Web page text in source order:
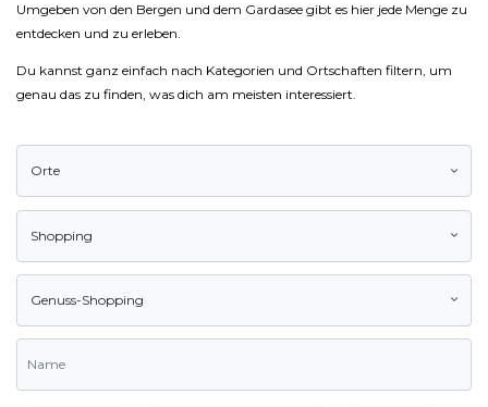
Umgeben von den Bergen und dem Gardasee gibt es hier jede Menge zu
entdecken und zu erleben.
Du kannst ganz einfach nach Kategorien und Ortschaften filtern, um
genau das zu finden, was dich am meisten interessiert.
Orte
Shopping
Genuss-Shopping